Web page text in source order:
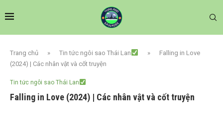
Trang chủ » Tin tức ngôi sao Thái Lan »
Falling in Love
(2024) | Các nhân vật và cốt truyện
Tin tức ngôi sao Thái Lan
Falling in Love (2024) | Các nhân vật và cốt truyện